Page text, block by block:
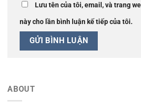
Lưu tên của tôi, email, và trang
này cho lần bình luận kế tiếp của tôi.
ABOUT